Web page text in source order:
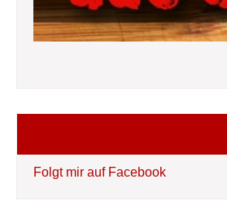
Folgt mir auf Facebook